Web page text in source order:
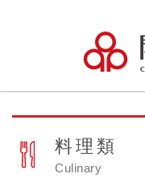
料理類
Culinary